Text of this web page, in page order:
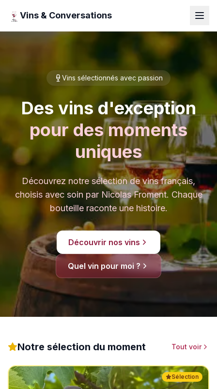
Vins & Conversations
Vins sélectionnés avec passion
Des vins d'exception
pour des moments
uniques
Découvrez notre sélection de vins français,
choisis avec soin par Nicolas Froment. Chaque
bouteille raconte une histoire.
Découvrir nos vins
Quel vin pour moi ?
Notre sélection du moment Tout voir
Sélection